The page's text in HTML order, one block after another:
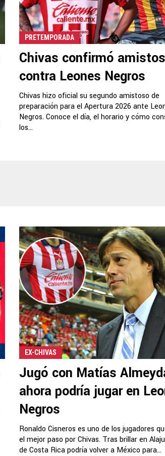
PRETEMPORADA
Chivas confirmó
contra Leones Negros
Chivas hizo oficial su segundo amistoso de
preparación para el Apertura 2026 ante
Negros. Conoce el día, el horario y cómo
los...
EX-CHIVAS
Jugó con Matías
ahora podría jugar en
Negros
Ronaldo Cisneros es uno de los jugadores
el mejor paso por Chivas. Tras brillar en
de Costa Rica podría volver a México para...